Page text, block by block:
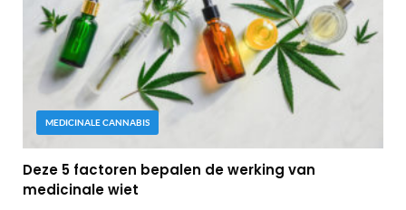
MEDICINALE CANNABIS
Deze 5 factoren bepalen de werking van
medicinale wiet